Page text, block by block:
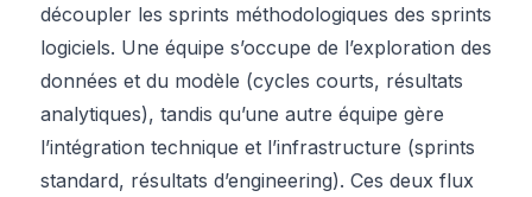
découpler les sprints méthodologiques des sprints
logiciels. Une équipe s’occupe de l’exploration des
données et du modèle (cycles courts, résultats
analytiques), tandis qu’une autre équipe gère
l’intégration technique et l’infrastructure (sprints
standard, résultats d’engineering). Ces deux flux